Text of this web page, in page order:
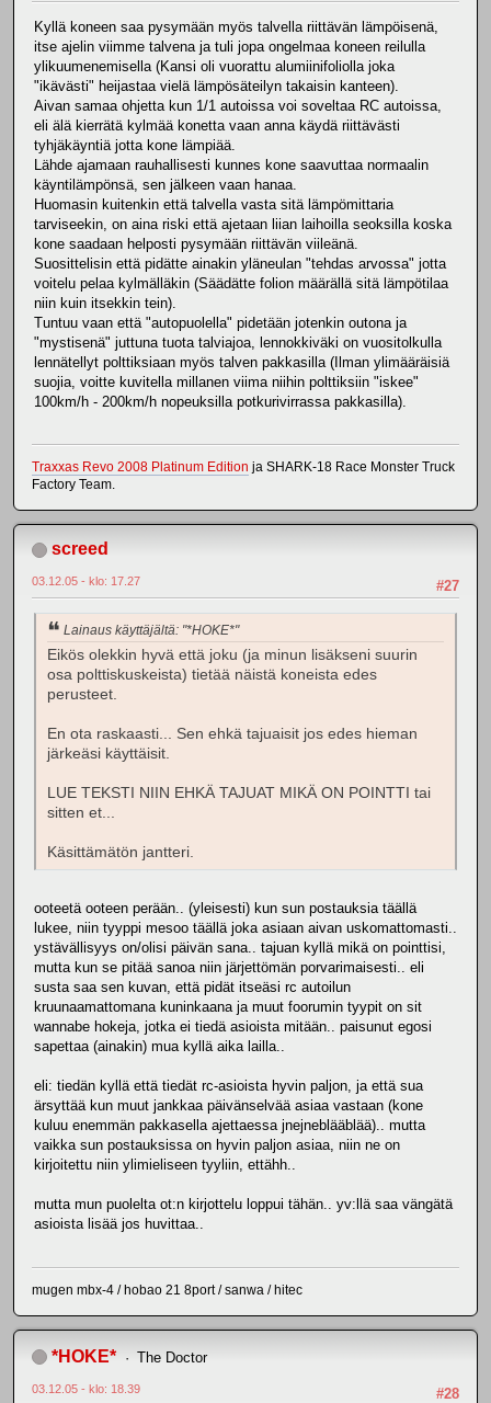
Kyllä koneen saa pysymään myös talvella riittävän lämpöisenä,
itse ajelin viimme talvena ja tuli jopa ongelmaa koneen reilulla
ylikuumenemisella (Kansi oli vuorattu alumiinifoliolla joka
"ikävästi" heijastaa vielä lämpösäteilyn takaisin kanteen).
Aivan samaa ohjetta kun 1/1 autoissa voi soveltaa RC autoissa,
eli älä kierrätä kylmää konetta vaan anna käydä riittävästi
tyhjäkäyntiä jotta kone lämpiää.
Lähde ajamaan rauhallisesti kunnes kone saavuttaa normaalin
käyntilämpönsä, sen jälkeen vaan hanaa.
Huomasin kuitenkin että talvella vasta sitä lämpömittaria
tarviseekin, on aina riski että ajetaan liian laihoilla seoksilla koska
kone saadaan helposti pysymään riittävän viileänä.
Suosittelisin että pidätte ainakin yläneulan "tehdas arvossa" jotta
voitelu pelaa kylmälläkin (Säädätte folion määrällä sitä lämpötilaa
niin kuin itsekkin tein).
Tuntuu vaan että "autopuolella" pidetään jotenkin outona ja
"mystisenä" juttuna tuota talviajoa, lennokkiväki on vuositolkulla
lennätellyt polttiksiaan myös talven pakkasilla (Ilman ylimääräisiä
suojia, voitte kuvitella millanen viima niihin polttiksiin "iskee"
100km/h - 200km/h nopeuksilla potkurivirrassa pakkasilla).
Traxxas Revo 2008 Platinum Edition ja SHARK-18 Race Monster Truck
Factory Team.
screed
#27
03.12.05 - klo: 17.27
Lainaus käyttäjältä: "*HOKE*"
Eikös olekkin hyvä että joku (ja minun lisäkseni suurin
osa polttiskuskeista) tietää näistä koneista edes
perusteet.
En ota raskaasti... Sen ehkä tajuaisit jos edes hieman
järkeäsi käyttäisit.
LUE TEKSTI NIIN EHKÄ TAJUAT MIKÄ ON POINTTI tai
sitten et...
Käsittämätön jantteri.
ooteetä ooteen perään.. (yleisesti) kun sun postauksia täällä
lukee, niin tyyppi mesoo täällä joka asiaan aivan uskomattomasti..
ystävällisyys on/olisi päivän sana.. tajuan kyllä mikä on pointtisi,
mutta kun se pitää sanoa niin järjettömän porvarimaisesti.. eli
susta saa sen kuvan, että pidät itseäsi rc autoilun
kruunaamattomana kuninkaana ja muut foorumin tyypit on sit
wannabe hokeja, jotka ei tiedä asioista mitään.. paisunut egosi
sapettaa (ainakin) mua kyllä aika lailla..
eli: tiedän kyllä että tiedät rc-asioista hyvin paljon, ja että sua
ärsyttää kun muut jankkaa päivänselvää asiaa vastaan (kone
kuluu enemmän pakkasella ajettaessa jnejneblääblää).. mutta
vaikka sun postauksissa on hyvin paljon asiaa, niin ne on
kirjoitettu niin ylimieliseen tyyliin, ettähh..
mutta mun puolelta ot:n kirjottelu loppui tähän.. yv:llä saa vängätä
asioista lisää jos huvittaa..
mugen mbx-4 / hobao 21 8port / sanwa / hitec
*HOKE* The Doctor
#28
03.12.05 - klo: 18.39